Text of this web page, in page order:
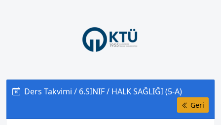
Ders Takvimi / 6.SINIF / HALK SAĞLIĞI (5-A)
Geri